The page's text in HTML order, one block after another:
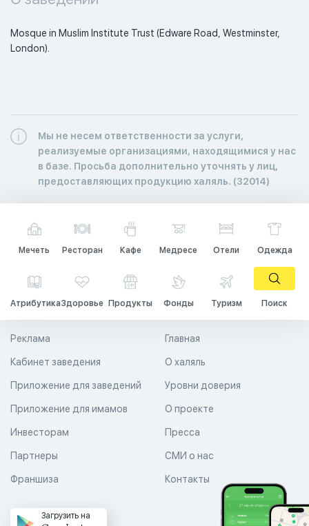
Mosque in Muslim Institute Trust (Edware Road, Westminster,
London).
Мы не несем ответственности за услуги,
реализуемые организациями, находящимися у нас
в базе. Просьба дополнительно уточнять у лиц,
предоставляющих продукцию халяль. (32014)
Мечеть Ресторан Кафе Медресе Отели Одежда
АтрибутикаЗдоровье Продукты Фонды Туризм Поиск
Главная
О халяль
Уровни доверия
Реклама
Кабинет заведения
Приложение для заведений
Приложение для имамов О проекте
Пресса
СМИ о нас
Контакты
Инвесторам
Партнеры
Франшиза
Загрузить на